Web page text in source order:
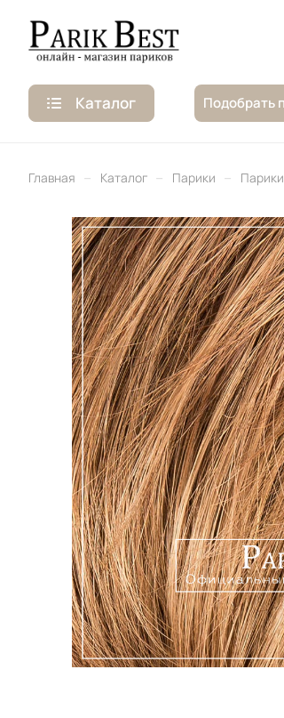
Каталог Подобрать
Главная – Каталог – Парики –